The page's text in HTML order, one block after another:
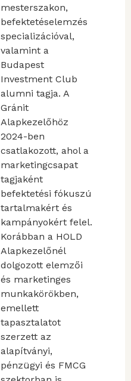
mesterszakon,
befektetéselemzés
specializációval,
valamint a
Budapest
Investment Club
alumni tagja. A
Gránit
Alapkezelőhöz
2024-ben
csatlakozott, ahol a
marketingcsapat
tagjaként
befektetési fókuszú
tartalmakért és
kampányokért felel.
Korábban a HOLD
Alapkezelőnél
dolgozott elemzői
és marketinges
munkakörökben,
emellett
tapasztalatot
szerzett az
alapítványi,
pénzügyi és FMCG